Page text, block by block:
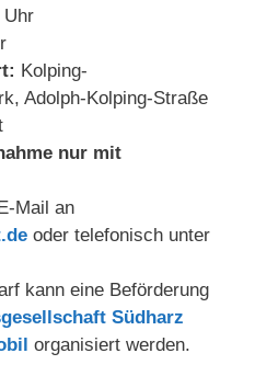
Uhr
Kolping-
Adolph-Kolping-Straße
nur mit
Mail an
oder telefonisch unter
kann eine Beförderung
Südharz
organisiert werden.